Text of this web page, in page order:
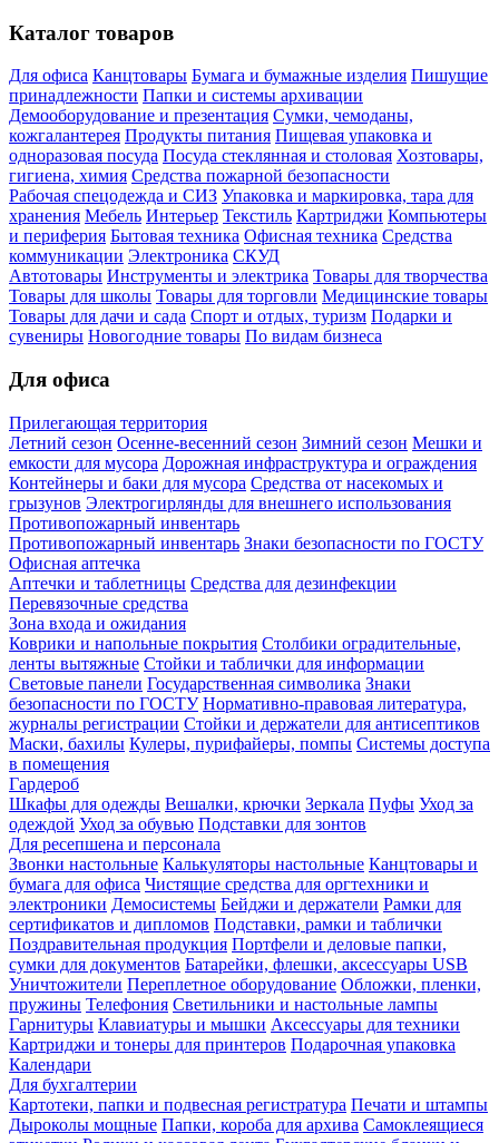
Каталог товаров
Для офиса Канцтовары Бумага и бумажные изделия Пишущие
принадлежности Папки и системы архивации
Демооборудование и презентация Сумки, чемоданы,
кожгалантерея Продукты питания Пищевая упаковка и
одноразовая посуда Посуда стеклянная и столовая Хозтовары,
гигиена, химия Средства пожарной безопасности
Рабочая спецодежда и СИЗ Упаковка и маркировка, тара для
хранения Мебель Интерьер Текстиль Картриджи Компьютеры
и периферия Бытовая техника Офисная техника Средства
коммуникации Электроника СКУД
Автотовары Инструменты и электрика Товары для творчества
Товары для школы Товары для торговли Медицинские товары
Товары для дачи и сада Спорт и отдых, туризм Подарки и
сувениры Новогодние товары По видам бизнеса
Для офиса
Прилегающая территория
Летний сезон Осенне-весенний сезон Зимний сезон Мешки и
емкости для мусора Дорожная инфраструктура и ограждения
Контейнеры и баки для мусора Средства от насекомых и
грызунов Электрогирлянды для внешнего использования
Противопожарный инвентарь
Противопожарный инвентарь Знаки безопасности по ГОСТУ
Офисная аптечка
Аптечки и таблетницы Средства для дезинфекции
Перевязочные средства
Зона входа и ожидания
Коврики и напольные покрытия Столбики оградительные,
ленты вытяжные Стойки и таблички для информации
Световые панели Государственная символика Знаки
безопасности по ГОСТУ Нормативно-правовая литература,
журналы регистрации Стойки и держатели для антисептиков
Маски, бахилы Кулеры, пурифайеры, помпы Системы доступа
в помещения
Гардероб
Шкафы для одежды Вешалки, крючки Зеркала Пуфы Уход за
одеждой Уход за обувью Подставки для зонтов
Для ресепшена и персонала
Звонки настольные Калькуляторы настольные Канцтовары и
бумага для офиса Чистящие средства для оргтехники и
электроники Демосистемы Бейджи и держатели Рамки для
сертификатов и дипломов Подставки, рамки и таблички
Поздравительная продукция Портфели и деловые папки,
сумки для документов Батарейки, флешки, аксессуары USB
Уничтожители Переплетное оборудование Обложки, пленки,
пружины Телефония Светильники и настольные лампы
Гарнитуры Клавиатуры и мышки Аксессуары для техники
Картриджи и тонеры для принтеров Подарочная упаковка
Календари
Для бухгалтерии
Картотеки, папки и подвесная регистратура Печати и штампы
Дыроколы мощные Папки, короба для архива Самоклеящиеся